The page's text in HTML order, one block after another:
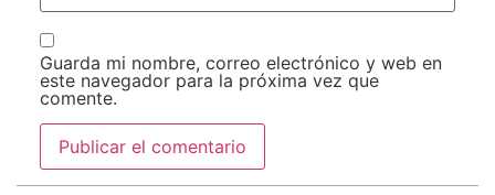
Guarda mi nombre, correo electrónico y web en
este navegador para la próxima vez que
comente.